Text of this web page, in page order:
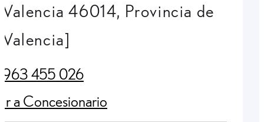
Valencia 46014, Provincia de
Valencia]
963 455 026
(Opens in new tab)
Ir a Concesionario
(Opens in new tab)